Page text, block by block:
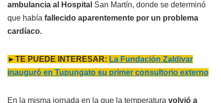
ambulancia al Hospital San Martín, donde se determinó
que había fallecido aparentemente por un problema
cardíaco.
►TE PUEDE INTERESAR: La Fundación Zaldivar
inauguró en Tupungato su primer consultorio externo
En la misma jornada en la que la temperatura volvió a